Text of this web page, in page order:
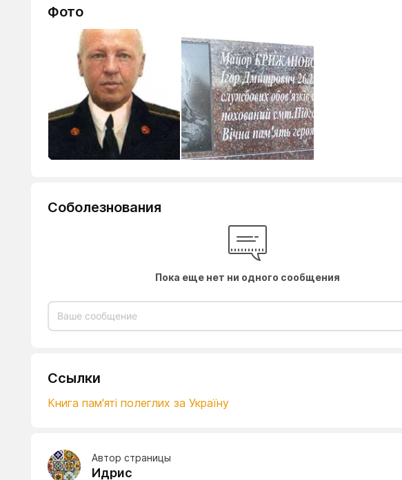
Фото
Соболезнования
Пока еще нет ни одного сообщения
Ссылки
Книга пам'яті полеглих за Україну
Автор страницы
Идрис